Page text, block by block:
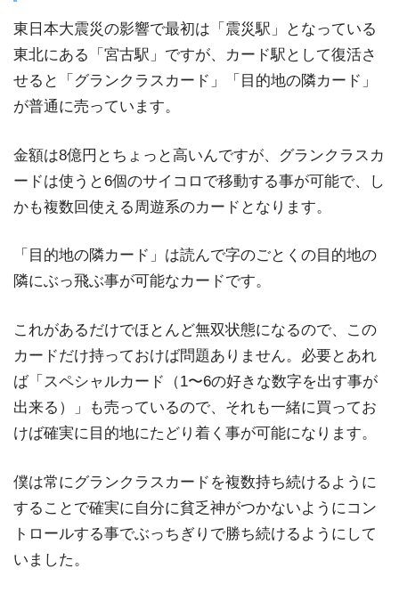
東日本大震災の影響で最初は「震災駅」となっている
東北にある「宮古駅」ですが、カード駅として復活さ
せると「グランクラスカード」「目的地の隣カード」
が普通に売っています。
金額は8億円とちょっと高いんですが、グランクラスカ
ードは使うと6個のサイコロで移動する事が可能で、し
かも複数回使える周遊系のカードとなります。
「目的地の隣カード」は読んで字のごとくの目的地の
隣にぶっ飛ぶ事が可能なカードです。
これがあるだけでほとんど無双状態になるので、この
カードだけ持っておけば問題ありません。必要とあれ
ば「スペシャルカード（1〜6の好きな数字を出す事が
出来る）」も売っているので、それも一緒に買ってお
けば確実に目的地にたどり着く事が可能になります。
僕は常にグランクラスカードを複数持ち続けるように
することで確実に自分に貧乏神がつかないようにコン
トロールする事でぶっちぎりで勝ち続けるようにして
いました。